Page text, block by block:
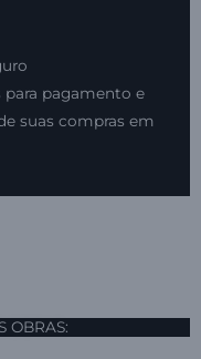
pagamento e
suas compras em
OBRAS: